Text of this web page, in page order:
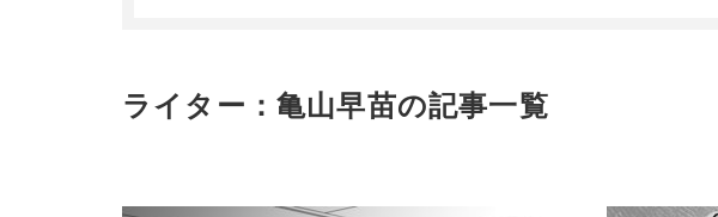
ライター：亀山早苗の記事一覧